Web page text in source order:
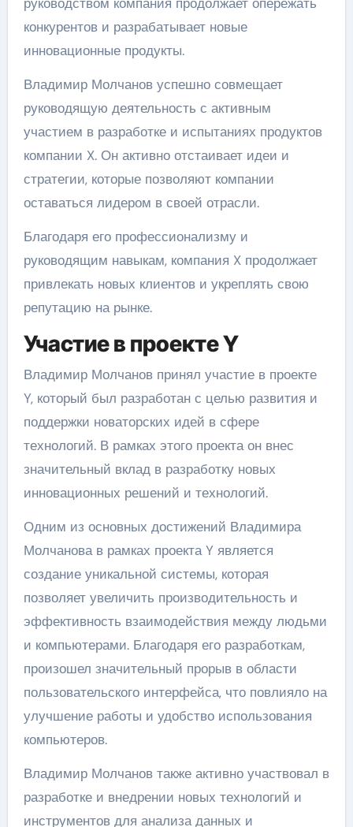
конкурентов и разрабатывает новые
инновационные продукты.
Владимир Молчанов успешно совмещает
руководящую деятельность с активным
участием в разработке и испытаниях продуктов
компании X. Он активно отстаивает идеи и
стратегии, которые позволяют компании
оставаться лидером в своей отрасли.
Благодаря его профессионализму и
руководящим навыкам, компания X продолжает
привлекать новых клиентов и укреплять свою
репутацию на рынке.
Участие в проекте Y
Владимир Молчанов принял участие в проекте
Y, который был разработан с целью развития и
поддержки новаторских идей в сфере
технологий. В рамках этого проекта он внес
значительный вклад в разработку новых
инновационных решений и технологий.
Одним из основных достижений Владимира
Молчанова в рамках проекта Y является
создание уникальной системы, которая
позволяет увеличить производительность и
эффективность взаимодействия между людьми
и компьютерами. Благодаря его разработкам,
произошел значительный прорыв в области
пользовательского интерфейса, что повлияло на
улучшение работы и удобство использования
компьютеров.
Владимир Молчанов также активно участвовал в
разработке и внедрении новых технологий и
инструментов для анализа данных и